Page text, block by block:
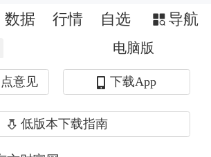
第二是增长的结构，第三
。
，过去20年，平安保持了
润的持续增长。未来要保
是不太可能的，但双位数
数据 行情 自选 导航
电脑版
意见 下载App
低版本下载指南